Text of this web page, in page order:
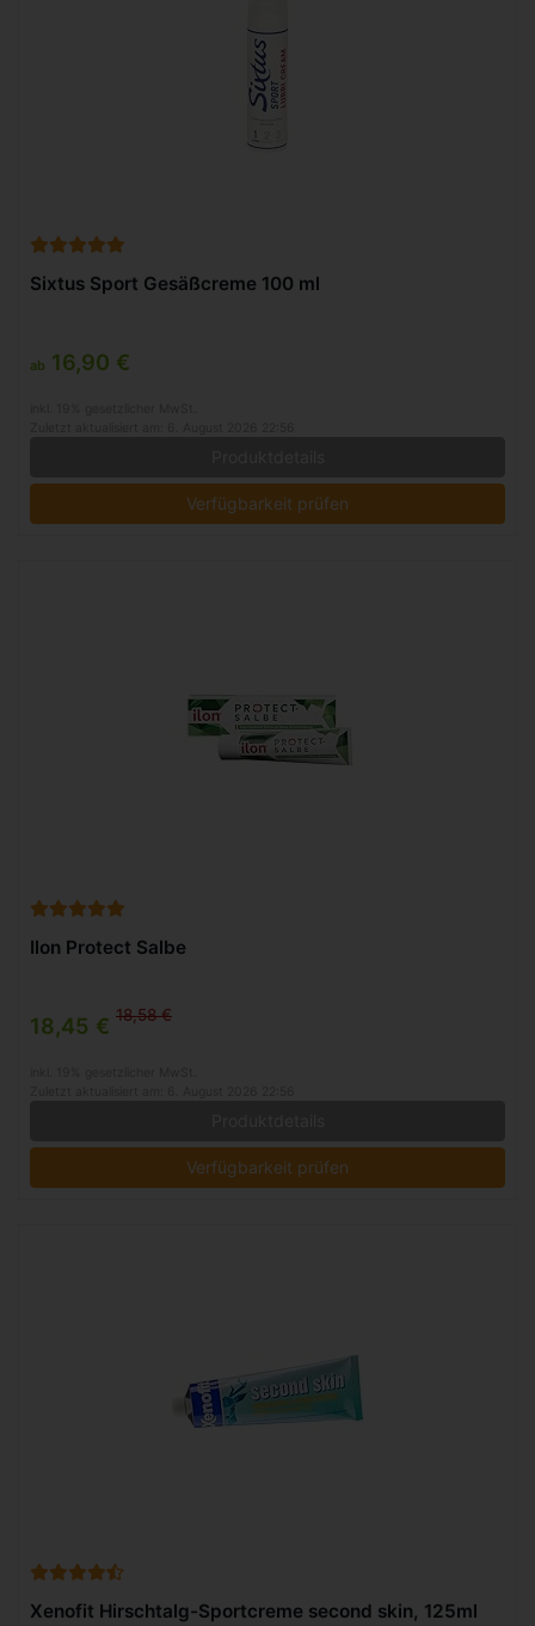
Sixtus Sport Gesäßcreme 100 ml
ab 16,90 €
Verfügbarkeit prüfen
Ilon Protect Salbe
18,45 € 18,58 €
Verfügbarkeit prüfen
Xenofit Hirschtalg-Sportcreme second skin, 125ml